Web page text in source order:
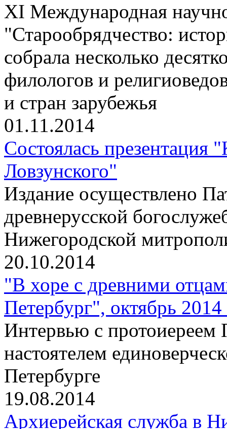
XI Международная
"Старообрядчество:
собрала несколько
филологов и
и стран зарубежья
01.11.2014
Состоялась
Ловзунского"
Издание осуществлено
древнерусской
Нижегородской
20.10.2014
"В хоре с древними
Петербург", октябрь 2014
Интервью с
настоятелем
Петербурге
19.08.2014
Архиерейская служба в